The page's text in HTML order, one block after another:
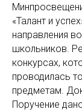
«Талант и
направления
школьников.
конкурсах,
проводилась
предметам.
Поручение